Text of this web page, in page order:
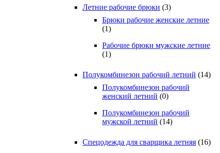
Летние рабочие брюки (3)
Брюки рабочие женские летние
(1)
Рабочие брюки мужские летние
(1)
Полукомбинезон рабочий летний (14)
Полукомбинезон рабочий
женский летний (0)
Полукомбинезон рабочий
мужской летний (14)
Спецодежда для сварщика летняя (16)